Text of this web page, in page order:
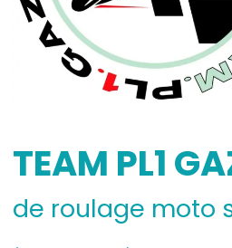
TEAM PL1
de roulage moto